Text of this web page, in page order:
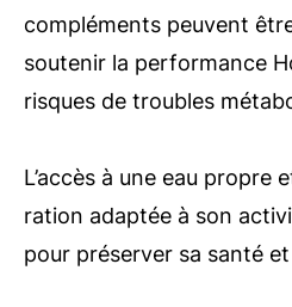
compléments peuvent
soutenir la performance
risques de troubles
L’accès à une eau propre
ration adaptée à son
pour préserver sa santé